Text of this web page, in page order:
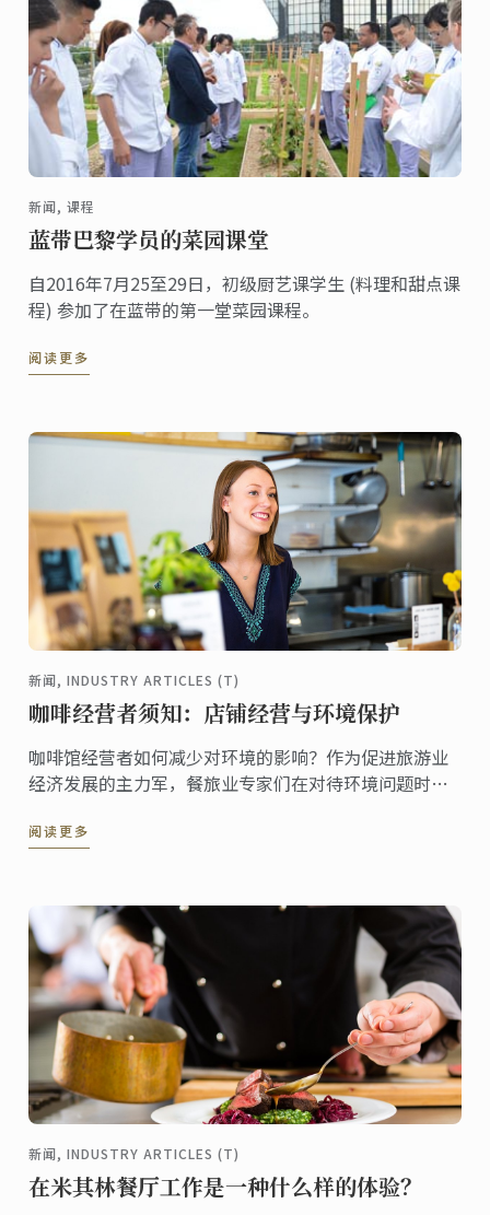
新闻, 课程
蓝带巴黎学员的菜园课堂
自2016年7月25至29日，初级厨艺课学生 (料理和甜点课
程) 参加了在蓝带的第一堂菜园课程。
阅读更多
新闻, INDUSTRY ARTICLES (T)
咖啡经营者须知：店铺经营与环境保护
咖啡馆经营者如何减少对环境的影响？作为促进旅游业
经济发展的主力军，餐旅业专家们在对待环境问题时应
经营？
阅读更多
新闻, INDUSTRY ARTICLES (T)
在米其林餐厅工作是一种什么样的体验？